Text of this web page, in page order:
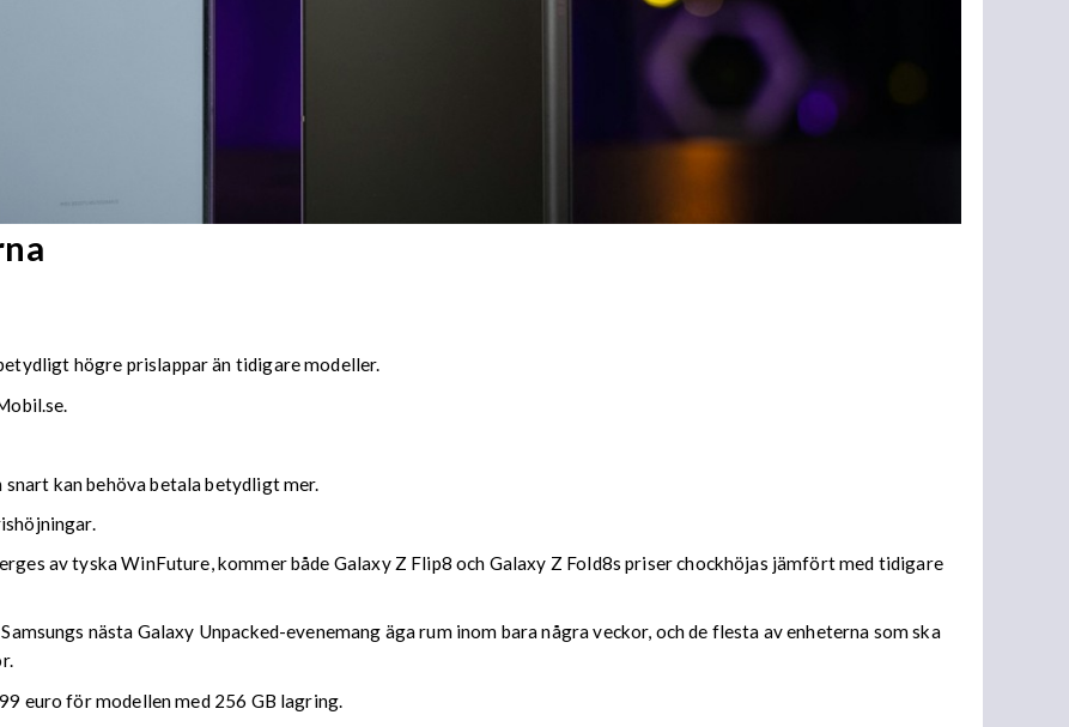
högre prislappar än tidigare modeller.
kan behöva betala betydligt mer.
av tyska WinFuture, kommer både Galaxy Z Flip8 och Galaxy Z Fold8s priser chockhöjas jämfört med tidigare
nästa Galaxy Unpacked-evenemang äga rum inom bara några veckor, och de flesta av enheterna som ska
euro för modellen med 256 GB lagring.